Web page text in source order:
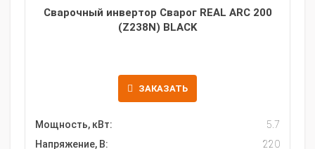
Сварочный инвертор Сварог REAL ARC 200
(Z238N) BLACK
ЗАКАЗАТЬ
Мощность, кВт:
5.7
Напряжение, В:
220